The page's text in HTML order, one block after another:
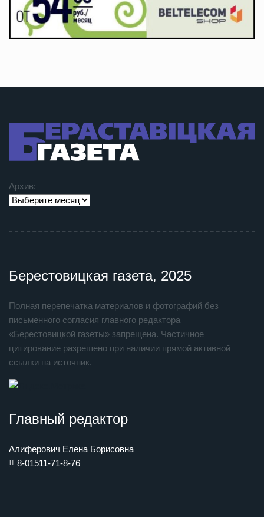
Архив:
Берестовицкая газета, 2025
Полная перепечатка материалов и фотографий без
письменного согласия главного редактора
«Берестовицкой газеты» запрещена. Частичное
цитирование разрешено при наличии прямой активной
ссылки на источник.
Главный редактор
Алиферович Елена Борисовна
8-01511-71-8-76